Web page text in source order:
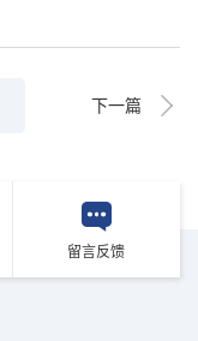
下一篇
留言反馈